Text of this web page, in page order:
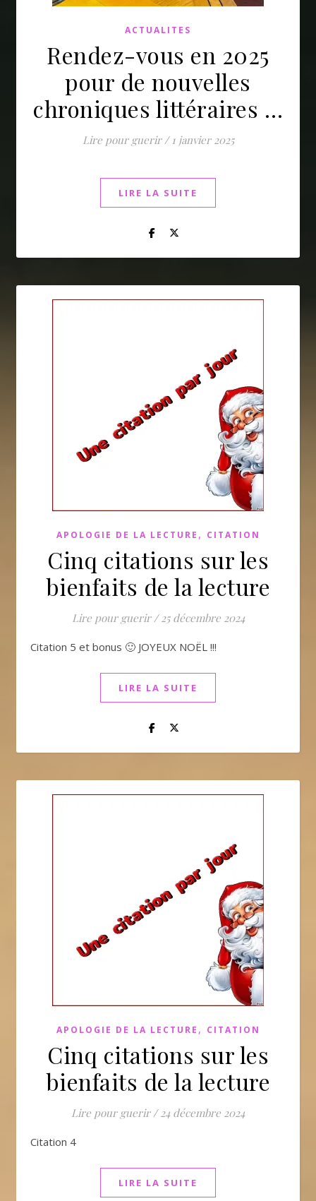
ACTUALITES
Rendez-vous en 2025
pour de nouvelles
chroniques littéraires …
Lire pour guerir / 1 janvier 2025
LIRE LA SUITE
APOLOGIE DE LA LECTURE , CITATION
Cinq citations sur les
bienfaits de la lecture
Lire pour guerir / 25 décembre 2024
Citation 5 et bonus 🙂 JOYEUX NOËL !!!
LIRE LA SUITE
APOLOGIE DE LA LECTURE , CITATION
Cinq citations sur les
bienfaits de la lecture
Lire pour guerir / 24 décembre 2024
Citation 4
LIRE LA SUITE